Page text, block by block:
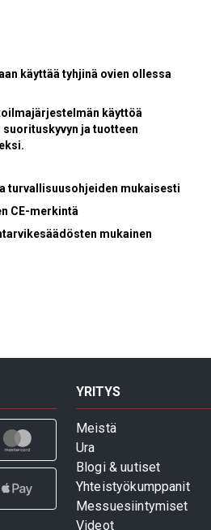
käyttää tyhjinä ovien ollessa
käyttöä
ja tuotteen
turvallisuusohjeiden mukaisesti
CE-merkintä
mukainen
YRITYS
Meistä
Ura
Blogi & uutiset
Yhteistyökumppanit
Messuesiintymiset
Videot